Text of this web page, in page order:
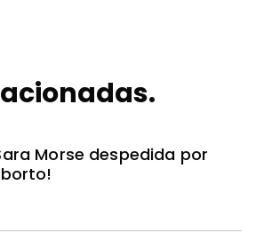
Morse despedida por